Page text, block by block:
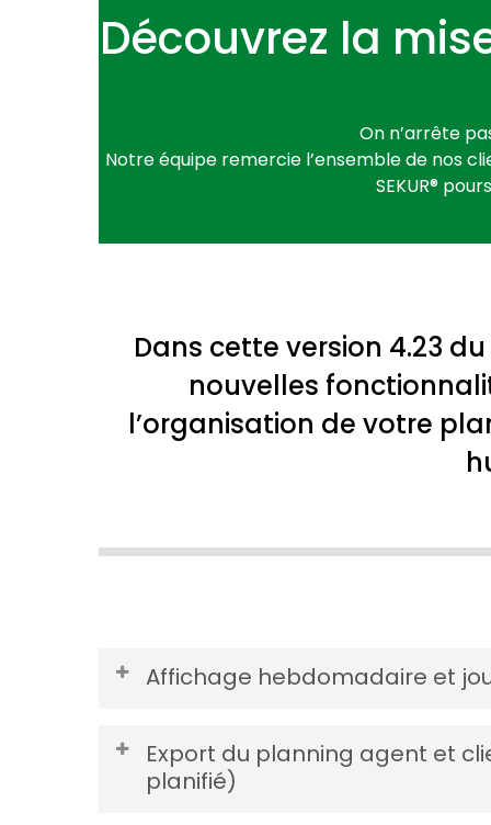
Découvrez la
On n’arrête
Notre équipe remercie l’ensemble de nos
SEKUR®
Dans cette version 4.23
nouvelles
l’organisation de votre
Affichage hebdomadaire et
la journée ou de la semaine.
Export du planning agent et
planifié)